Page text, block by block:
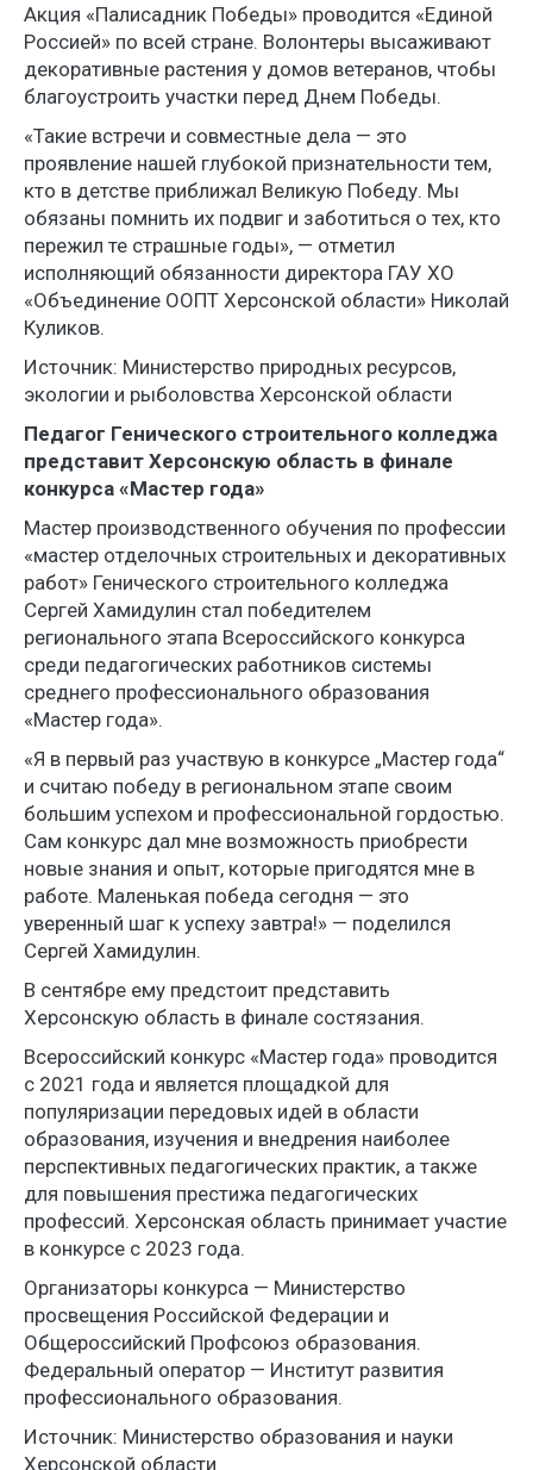
Акция «Палисадник Победы» проводится «Единой
Россией» по всей стране. Волонтеры высаживают
декоративные растения у домов ветеранов, чтобы
благоустроить участки перед Днем Победы.
«Такие встречи и совместные дела — это
проявление нашей глубокой признательности тем,
кто в детстве приближал Великую Победу. Мы
обязаны помнить их подвиг и заботиться о тех, кто
пережил те страшные годы», — отметил
исполняющий обязанности директора ГАУ ХО
«Объединение ООПТ Херсонской области» Николай
Куликов.
Источник: Министерство природных ресурсов,
экологии и рыболовства Херсонской области
Педагог Генического строительного колледжа
представит Херсонскую область в финале
конкурса «Мастер года»
Мастер производственного обучения по профессии
«мастер отделочных строительных и декоративных
работ» Генического строительного колледжа
Сергей Хамидулин стал победителем
регионального этапа Всероссийского конкурса
среди педагогических работников системы
среднего профессионального образования
«Мастер года».
«Я в первый раз участвую в конкурсе „Мастер года“
и считаю победу в региональном этапе своим
большим успехом и профессиональной гордостью.
Сам конкурс дал мне возможность приобрести
новые знания и опыт, которые пригодятся мне в
работе. Маленькая победа сегодня — это
уверенный шаг к успеху завтра!» — поделился
Сергей Хамидулин.
В сентябре ему предстоит представить
Херсонскую область в финале состязания.
Всероссийский конкурс «Мастер года» проводится
с 2021 года и является площадкой для
популяризации передовых идей в области
образования, изучения и внедрения наиболее
перспективных педагогических практик, а также
для повышения престижа педагогических
профессий. Херсонская область принимает участие
в конкурсе с 2023 года.
Организаторы конкурса — Министерство
просвещения Российской Федерации и
Общероссийский Профсоюз образования.
Федеральный оператор — Институт развития
профессионального образования.
Источник: Министерство образования и науки
Херсонской области